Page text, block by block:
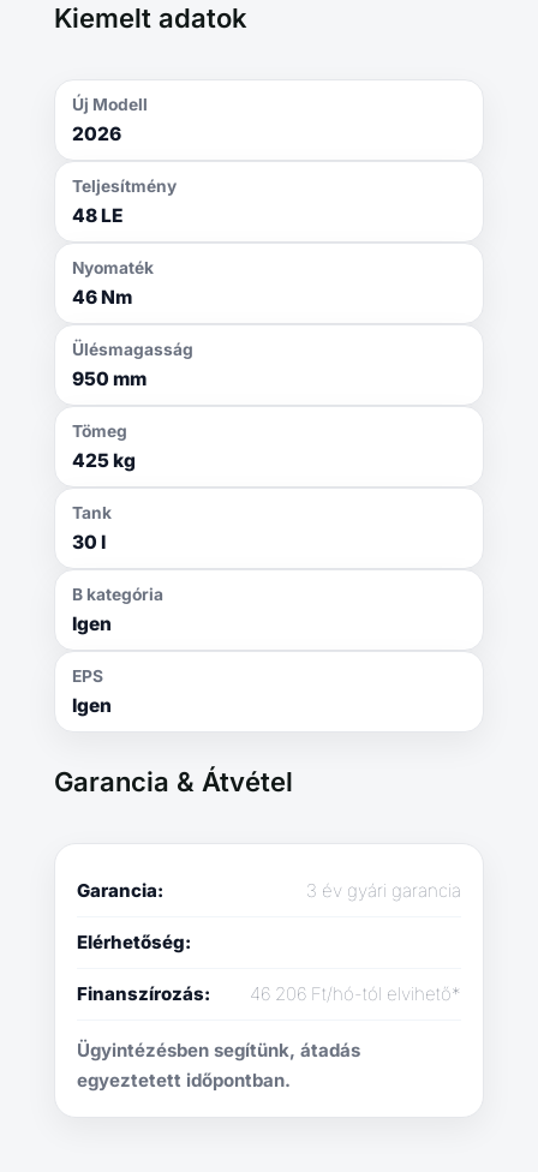
Kiemelt adatok
Új Modell
2026
Teljesítmény
48 LE
Nyomaték
46 Nm
Ülésmagasság
950 mm
Tömeg
425 kg
Tank
30 l
B kategória
Igen
EPS
Igen
Garancia & Átvétel
Garancia: 3 év gyári garancia
Elérhetőség:
Finanszírozás: 46 206 Ft/hó-tól elvihető*
Ügyintézésben segítünk, átadás
egyeztetett időpontban.